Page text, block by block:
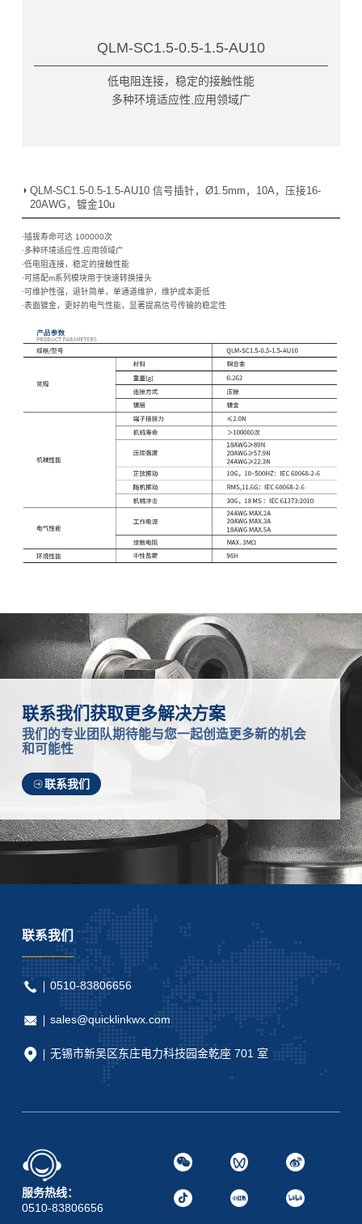
QLM-SC1.5-0.5-1.5-AU10
低电阻连接，稳定的接触性能
多种环境适应性,应用领域广
QLM-SC1.5-0.5-1.5-AU10 信号插针，Ø1.5mm，10A，压接16-
20AWG，镀金10u
·插拔寿命可达 100000次
·多种环境适应性,应用领域广
·低电阻连接，稳定的接触性能
·可搭配m系列模块用于快速转换接头
·可维护性强，退针简单，单通道维护，维护成本更低
·表面镀金，更好的电气性能，显著提高信号传输的稳定性
联系我们获取更多解决方案
我们的专业团队期待能与您一起创造更多新的机会
和可能性
联系我们
联系我们
0510-83806656
sales@quicklinkwx.com
无锡市新吴区东庄电力科技园金乾座 701 室
服务热线：
0510-83806656